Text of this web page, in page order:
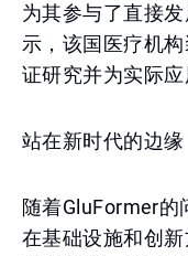
为其参与了直接
示，该国医疗机
证研究并为实际应
站在新时代的边缘
随着GluFormer的
在基础设施和创